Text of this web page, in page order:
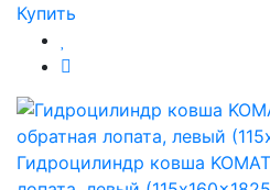
Купить
Гидроцилиндр ковша